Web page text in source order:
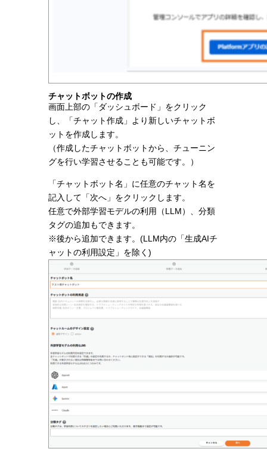
チャットボットの作成
画面上部の「ダッシュボード」をクリック
し、「チャット作成」より新しいチャットボ
ットを作成します。
（作成したチャットボットから、チューニン
グを行い学習させることも可能です。）
「チャットボット名」に任意のチャット名を
記入して「次へ」をクリックします。
任意で外部学習モデルの利用（LLM）、分類
タグの追加もできます。
※後から追加できます。(LLM内の「生成AIチ
ャットの利用設定」を除く)